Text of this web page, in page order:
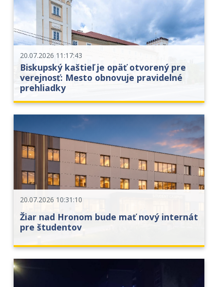
20.07.2026 11:17:43
Biskupský kaštieľ je opäť otvorený pre
verejnosť: Mesto obnovuje pravidelné
prehliadky
20.07.2026 10:31:10
Žiar nad Hronom bude mať nový internát
pre študentov